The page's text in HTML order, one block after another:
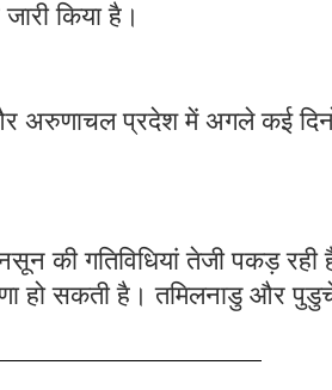
किया है।
अरुणाचल प्रदेश में अगले कई दिनों
की गतिविधियां तेजी पकड़
हो सकती है। तमिलनाडु और